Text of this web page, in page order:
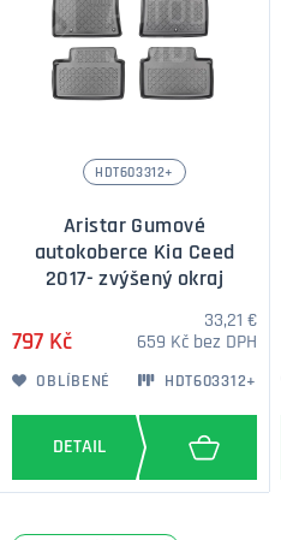
HDT603312+
Aristar Gumové
autokoberce Kia Ceed
2017- zvýšený okraj
797 Kč
33,21 €
659 Kč bez DPH
OBLÍBENÉ HDT603312+